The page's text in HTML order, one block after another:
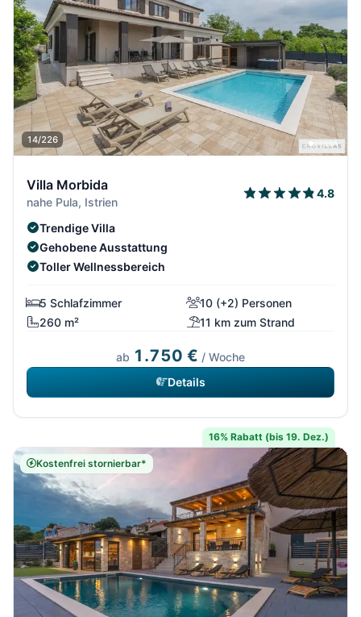
14/226
Villa Morbida
nahe Pula, Istrien
4.8
Trendige Villa
Gehobene Ausstattung
Toller Wellnessbereich
5 Schlafzimmer
10 (+2) Personen
260 m²
11 km zum Strand
ab 1.750 € / Woche
Details
16% Rabatt (bis 19. Dez.)
Kostenfrei stornierbar*